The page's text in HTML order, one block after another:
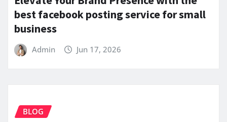
best facebook posting service for small
business
Admin Jun 17, 2026
BLOG